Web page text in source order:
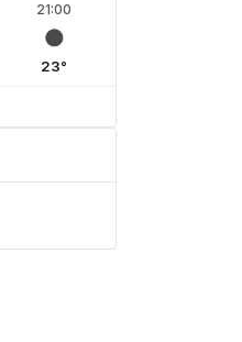
21:00
23°